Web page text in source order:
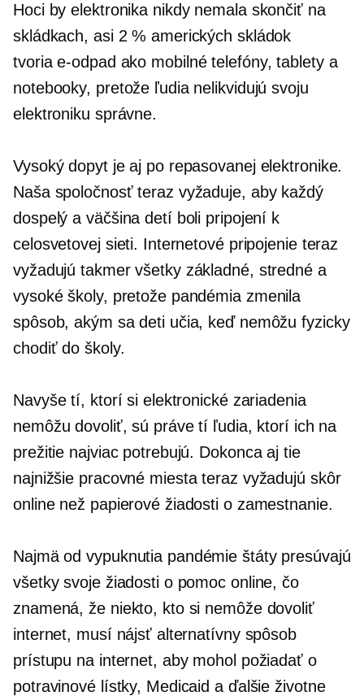
Hoci by elektronika nikdy nemala skončiť na
skládkach, asi 2 % amerických skládok
tvoriae-odpad ako mobilné telefóny, tablety a
notebooky, pretože ľudia nelikvidujú svoju
elektroniku správne.
Vysoký dopyt je aj po repasovanej elektronike.
Naša spoločnosť teraz vyžaduje, aby každý
dospelý a väčšina detí boli pripojení k
celosvetovej sieti. Internetové pripojenie teraz
vyžadujú takmer všetky základné, stredné a
vysoké školy, pretože pandémia zmenila
spôsob, akým sa deti učia, keď nemôžu fyzicky
chodiť do školy.
Navyše tí, ktorí si elektronické zariadenia
nemôžu dovoliť, sú práve tí ľudia, ktorí ich na
prežitie najviac potrebujú. Dokonca aj tie
najnižšie pracovné miesta teraz vyžadujú skôr
online než papierové žiadosti o zamestnanie.
Najmä od vypuknutia pandémie štáty presúvajú
všetky svoje žiadosti o pomoc online, čo
znamená, že niekto, kto si nemôže dovoliť
internet, musí nájsť alternatívny spôsob
prístupu na internet, aby mohol požiadať o
potravinové lístky, Medicaid a ďalšie životne